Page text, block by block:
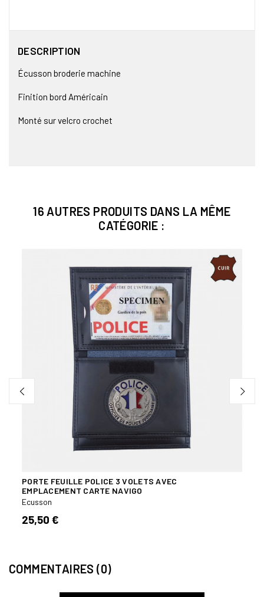
DESCRIPTION
Écusson broderie machine
Finition bord Américain
Monté sur velcro crochet
16 AUTRES PRODUITS DANS LA MÊME
CATÉGORIE :
PORTE FEUILLE POLICE 3 VOLETS AVEC
EMPLACEMENT CARTE NAVIGO
Ecusson
25,50 €
COMMENTAIRES (0)